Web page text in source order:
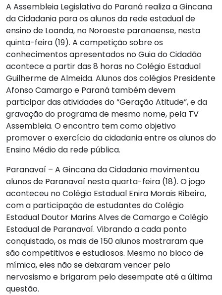
A Assembleia Legislativa do Paraná realiza a Gincana
da Cidadania para os alunos da rede estadual de
ensino de Loanda, no Noroeste paranaense, nesta
quinta-feira (19). A competição sobre os
conhecimentos apresentados no Guia do Cidadão
acontece a partir das 8 horas no Colégio Estadual
Guilherme de Almeida. Alunos dos colégios Presidente
Afonso Camargo e Paraná também devem
participar das atividades do “Geração Atitude”, e da
gravação do programa de mesmo nome, pela TV
Assembleia. O encontro tem como objetivo
promover o exercício da cidadania entre os alunos do
Ensino Médio da rede pública.
Paranavaí – A Gincana da Cidadania movimentou
alunos de Paranavaí nesta quarta-feira (18). O jogo
aconteceu no Colégio Estadual Enira Morais Ribeiro,
com a participação de estudantes do Colégio
Estadual Doutor Marins Alves de Camargo e Colégio
Estadual de Paranavaí. Vibrando a cada ponto
conquistado, os mais de 150 alunos mostraram que
são competitivos e estudiosos. Mesmo no bloco de
mímica, eles não se deixaram vencer pelo
nervosismo e brigaram pelo desempate até a última
questão.